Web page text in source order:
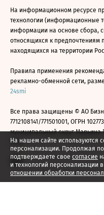
На нашем сайте используются
персонализации. Продолжая
подтверждаете свое согласие
и технологий персонализации в
отношении обработки
На информационном ресурсе
технологии (информационные
информации на основе сбора,
относящихся к предпочтениям
находящихся на территории
Правила применения
рекламно-обменной сети,
24smi
Все права защищены © АО
7712108141/771501001, ОГРН
муниципальный округ Марьина
2026